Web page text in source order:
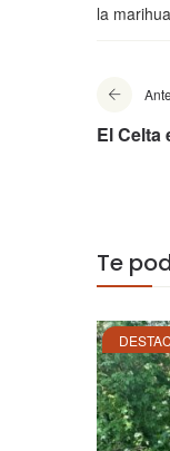
la
El Celta
Te